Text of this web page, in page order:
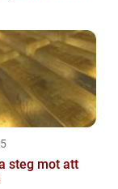
steg mot att